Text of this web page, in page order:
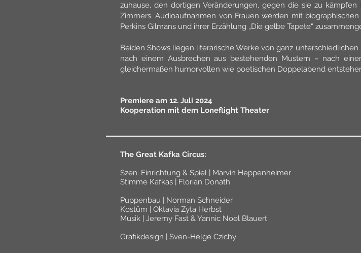
zuhause, den dortigen Veränderungen, gegen die sie zu
Zimmers. Audioaufnahmen von Frauen werden mit
Perkins Gilmans und ihrer Erzählung „Die gelbe Tapete“
Beiden Shows liegen literarische Werke von ganz
nach einem Ausbrechen aus bestehenden Mustern – nach
gleichermaßen humorvollen wie poetischen Doppelabend
Premiere am 12. Juli 2024
Kooperation mit dem Loneflight Theater
The Great Kafka Circus:
Szen. Einrichtung & Spiel | Marvin Heppenheimer
Stimme Kafkas | Florian Donath
Puppenbau | Norman Schneider
Kostüm | Oktavia Zyta Herbst
Musik | Jeremy Fast & Yannic Noël Blauert
Grafikdesign | Sven-Helge Czichy